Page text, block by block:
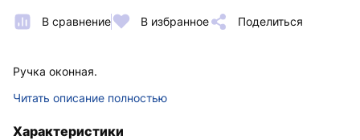
В сравнение В избранное Поделиться
Ручка оконная.
Читать описание полностью
Характеристики